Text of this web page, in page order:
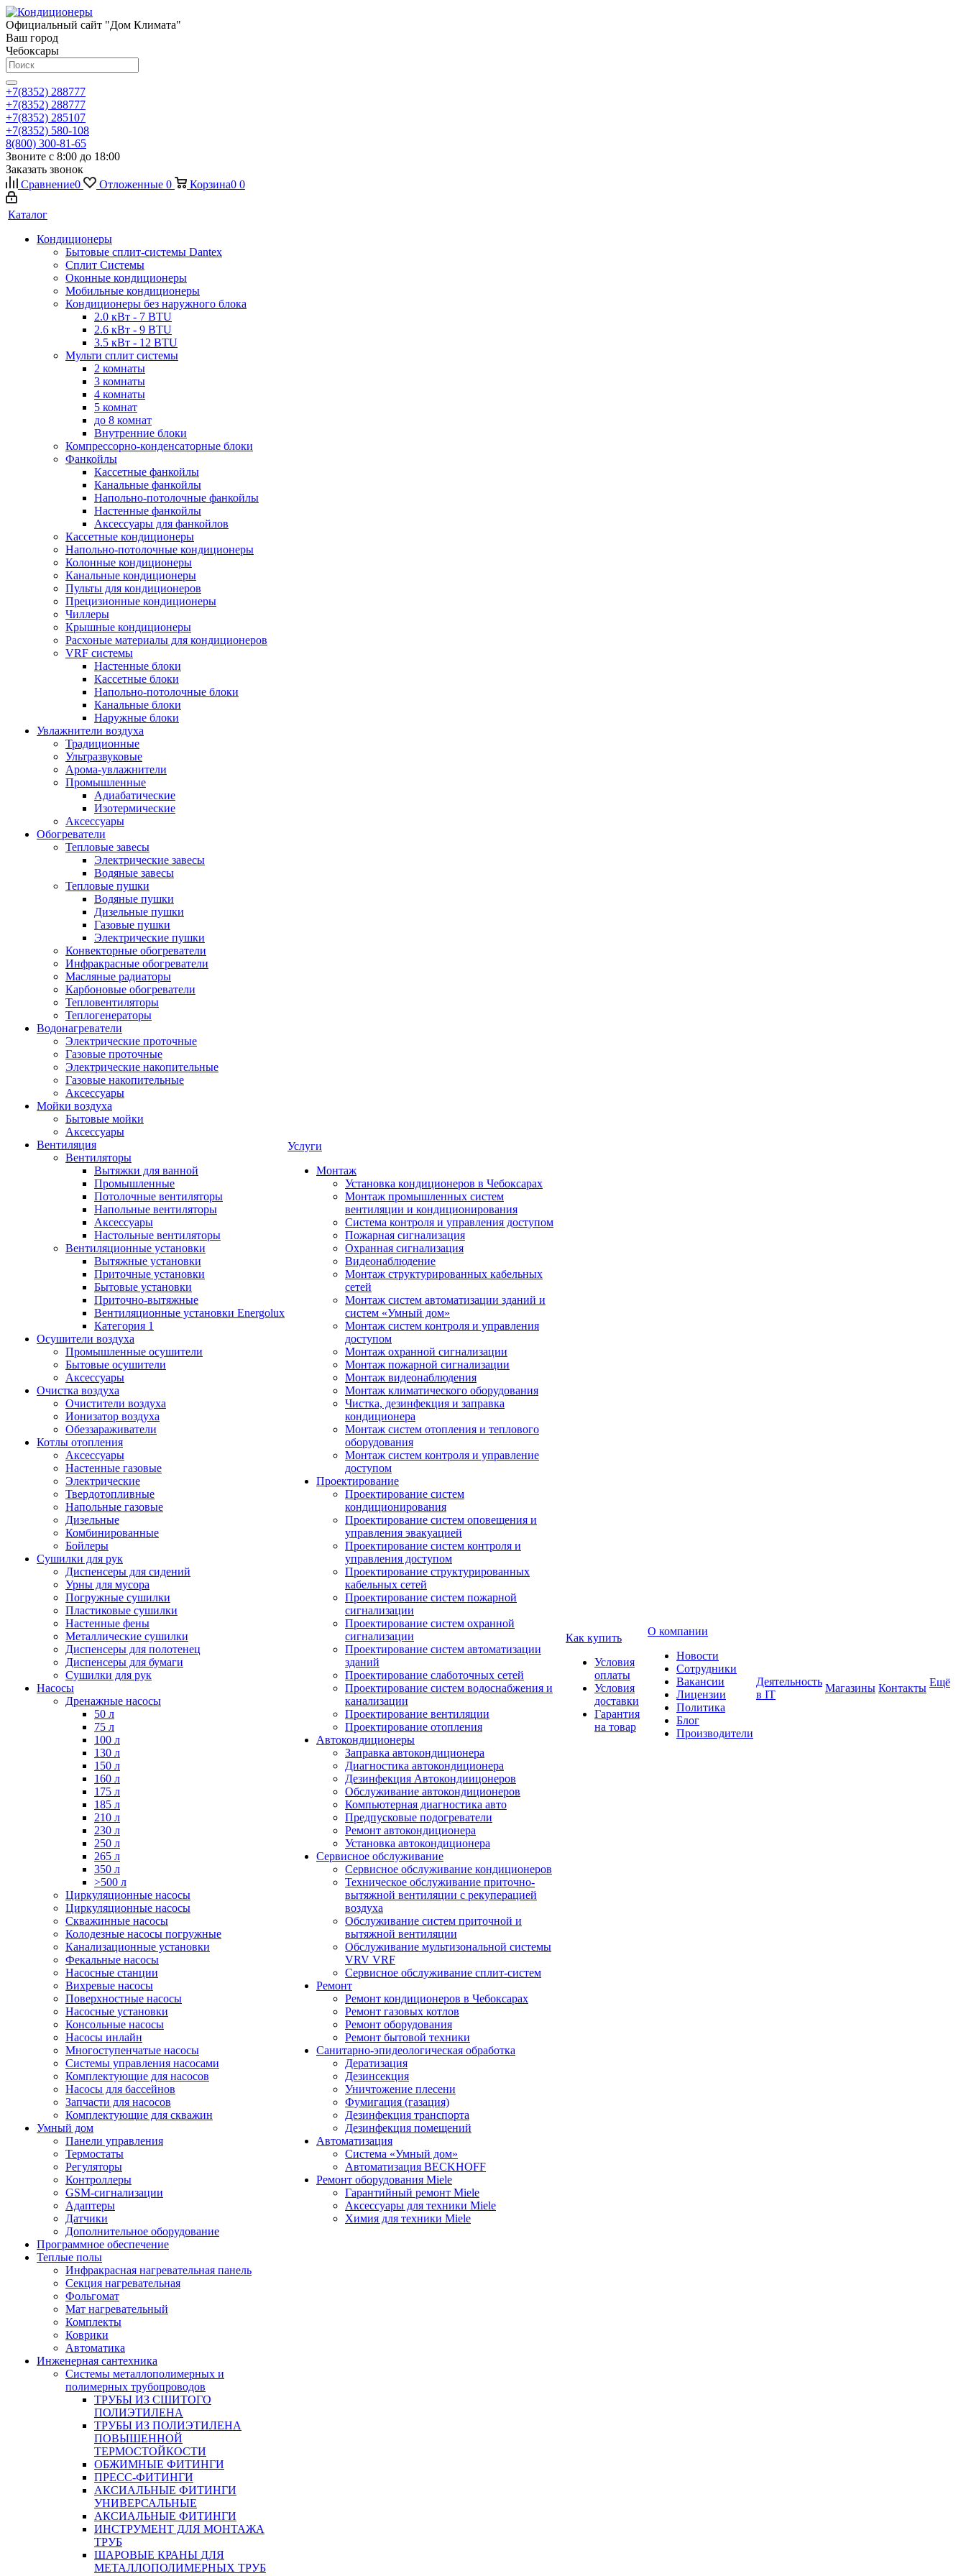
Официальный сайт "Дом Климата"
Ваш город
Чебоксары
+7(8352) 288777
+7(8352) 288777
+7(8352) 285107
+7(8352) 580-108
8(800) 300-81-65
Звоните с 8:00 до 18:00
Заказать звонок
Сравнение0 Отложенные 0 Корзина0 0
Каталог
Кондиционеры
Бытовые сплит-системы Dantex
Сплит Системы
Оконные кондиционеры
Мобильные кондиционеры
Кондиционеры без наружного блока
2.0 кВт - 7 BTU
2.6 кВт - 9 BTU
3.5 кВт - 12 BTU
Мульти сплит системы
2 комнаты
3 комнаты
4 комнаты
5 комнат
до 8 комнат
Внутренние блоки
Компрессорно-конденсаторные блоки
Фанкойлы
Кассетные фанкойлы
Канальные фанкойлы
Напольно-потолочные фанкойлы
Настенные фанкойлы
Аксессуары для фанкойлов
Кассетные кондиционеры
Напольно-потолочные кондиционеры
Колонные кондиционеры
Канальные кондиционеры
Пульты для кондиционеров
Прецизионные кондиционеры
Чиллеры
Крышные кондиционеры
Расхоные материалы для кондиционеров
VRF системы
Настенные блоки
Кассетные блоки
Напольно-потолочные блоки
Канальные блоки
Наружные блоки
Увлажнители воздуха
Традиционные
Ультразвуковые
Арома-увлажнители
Промышленныe
Адиабатические
Изотермические
Аксессуары
Обогреватели
Тепловые завесы
Электрические завесы
Водяные завесы
Тепловые пушки
Водяные пушки
Дизельные пушки
Газовые пушки
Электрические пушки
Конвекторные обогреватели
Инфракрасные обогреватели
Масляные радиаторы
Карбоновые обогреватели
Тепловентиляторы
Теплогенераторы
Водонагреватели
Электрические проточные
Газовые проточные
Электрические накопительные
Газовые накопительные
Аксессуары
Мойки воздуха
Бытовые мойки
Аксессуары
Вентиляция
Вентиляторы
Вытяжки для ванной
Промышленные
Потолочные вентиляторы
Напольные вентиляторы
Аксессуары
Настольные вентиляторы
Вентиляционные установки
Вытяжные установки
Приточные установки
Бытовые установки
Приточно-вытяжные
Вентиляционные установки Energolux
Категория 1
Осушители воздуха
Промышленные осушители
Бытовые осушители
Аксессуары
Очистка воздуха
Очистители воздуха
Ионизатор воздуха
Обеззараживатели
Котлы отопления
Аксессуары
Настенные газовые
Электрические
Твердотопливные
Напольные газовые
Дизельные
Комбинированные
Бойлеры
Сушилки для рук
Диспенсеры для сидений
Урны для мусора
Погружные сушилки
Пластиковые сушилки
Настенные фены
Металлические сушилки
Диспенсеры для полотенец
Диспенсеры для бумаги
Сушилки для рук
Насосы
Дренажные насосы
50 л
75 л
100 л
130 л
150 л
160 л
175 л
185 л
210 л
230 л
250 л
265 л
350 л
>500 л
Циркуляционные насосы
Циркуляционные насосы
Скважинные насосы
Колодезные насосы погружные
Канализационные установки
Фекальные насосы
Насосные станции
Вихревые насосы
Поверхностные насосы
Насосные установки
Консольные насосы
Насосы инлайн
Многоступенчатые насосы
Системы управления насосами
Комплектующие для насосов
Насосы для бассейнов
Запчасти для насосов
Комплектующие для скважин
Умный дом
Панели управления
Термостаты
Регуляторы
Контроллеры
GSM-сигнализации
Адаптеры
Датчики
Дополнительное оборудование
Программное обеспечение
Теплые полы
Инфракрасная нагревательная панель
Секция нагревательная
Фольгомат
Мат нагревательный
Комплекты
Коврики
Автоматика
Инженерная сантехника
Системы металлополимерных и
полимерных трубопроводов
ТРУБЫ ИЗ СШИТОГО
ПОЛИЭТИЛЕНА
ТРУБЫ ИЗ ПОЛИЭТИЛЕНА
ПОВЫШЕННОЙ
ТЕРМОСТОЙКОСТИ
ОБЖИМНЫЕ ФИТИНГИ
ПРЕСС-ФИТИНГИ
АКСИАЛЬНЫЕ ФИТИНГИ
УНИВЕРСАЛЬНЫЕ
АКСИАЛЬНЫЕ ФИТИНГИ
ИНСТРУМЕНТ ДЛЯ МОНТАЖА
ТРУБ
ШАРОВЫЕ КРАНЫ ДЛЯ
МЕТАЛЛОПОЛИМЕРНЫХ ТРУБ
Услуги
Монтаж
Установка кондиционеров в Чебоксарах
Монтаж промышленных систем
вентиляции и кондиционирования
Система контроля и управления доступом
Пожарная сигнализация
Охранная сигнализация
Видеонаблюдение
Монтаж структурированных кабельных
сетей
Монтаж систем автоматизации зданий и
систем «Умный дом»
Монтаж систем контроля и управления
доступом
Монтаж охранной сигнализации
Монтаж пожарной сигнализации
Монтаж видеонаблюдения
Монтаж климатического оборудования
Чистка, дезинфекция и заправка
кондиционера
Монтаж систем отопления и теплового
оборудования
Монтаж систем контроля и управление
доступом
Проектирование
Проектирование систем
кондиционирования
Проектирование систем оповещения и
управления эвакуацией
Проектирование систем контроля и
управления доступом
Проектирование структурированных
кабельных сетей
Проектирование систем пожарной
сигнализации
Проектирование систем охранной
сигнализации
Проектирование систем автоматизации
зданий
Проектирование слаботочных сетей
Проектирование систем водоснабжения и
канализации
Проектирование вентиляции
Проектирование отопления
Автокондиционеры
Заправка автокондиционера
Диагностика автокондиционера
Дезинфекция Автокондиицонеров
Обслуживание автокондиционеров
Компьютерная диагностика авто
Предпусковые подогреватели
Ремонт автокондиционера
Установка автокондиционера
Сервисное обслуживание
Сервисное обслуживание кондиционеров
Техническое обслуживание приточно-
вытяжной вентиляции с рекуперацией
воздуха
Обслуживание систем приточной и
вытяжной вентиляции
Обслуживание мультизональной системы
VRV VRF
Сервисное обслуживание сплит-систем
Ремонт
Ремонт кондиционеров в Чебоксарах
Ремонт газовых котлов
Ремонт оборудования
Ремонт бытовой техники
Санитарно-эпидеологическая обработка
Дератизация
Дезинсекция
Уничтожение плесени
Фумигация (газация)
Дезинфекция транспорта
Дезинфекция помещений
Автоматизация
Система «Умный дом»
Автоматизация BECKHOFF
Ремонт оборудования Miele
Гарантийный ремонт Miele
Аксессуары для техники Miele
Химия для техники Miele
Как купить
Условия
оплаты
Условия
доставки
Гарантия
на товар
О компании
Новости
Сотрудники
Вакансии
Лицензии
Политика
Блог
Производители
Деятельность
в IT
Магазины Контакты Ещё